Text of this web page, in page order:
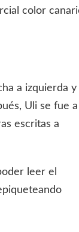
color
a izquierda y
Uli se fue a
escritas a
leer el